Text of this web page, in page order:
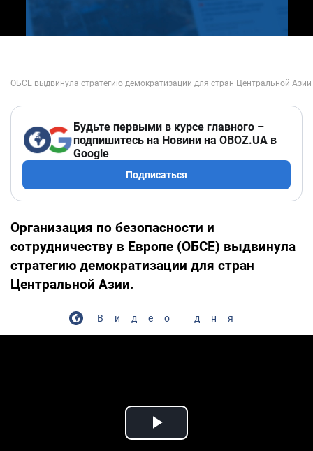
Будьте первыми в курсе главного –
подпишитесь на Новини на OBOZ.UA в
Google
Подписаться
Организация по безопасности и
сотрудничеству в Европе (ОБСЕ) выдвинула
стратегию демократизации для стран
Центральной Азии.
Видео дня
Play Video